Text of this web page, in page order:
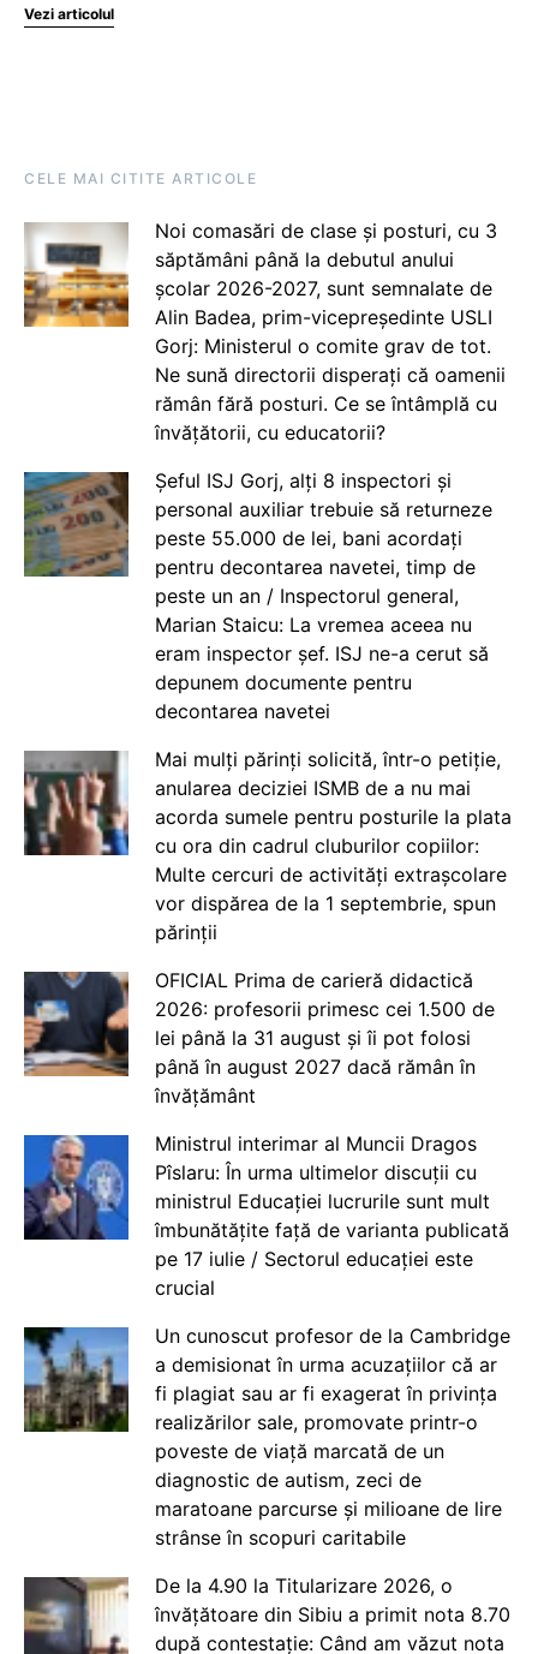
Vezi articolul
CELE MAI CITITE ARTICOLE
Noi comasări de clase și posturi, cu 3
săptămâni până la debutul anului
școlar 2026-2027, sunt semnalate de
Alin Badea, prim-vicepreședinte USLI
Gorj: Ministerul o comite grav de tot.
Ne sună directorii disperați că oamenii
rămân fără posturi. Ce se întâmplă cu
învățătorii, cu educatorii?
Șeful ISJ Gorj, alți 8 inspectori și
personal auxiliar trebuie să returneze
peste 55.000 de lei, bani acordați
pentru decontarea navetei, timp de
peste un an / Inspectorul general,
Marian Staicu: La vremea aceea nu
eram inspector șef. ISJ ne-a cerut să
depunem documente pentru
decontarea navetei
Mai mulți părinți solicită, într-o petiție,
anularea deciziei ISMB de a nu mai
acorda sumele pentru posturile la plata
cu ora din cadrul cluburilor copiilor:
Multe cercuri de activități extrașcolare
vor dispărea de la 1 septembrie, spun
părinții
OFICIAL Prima de carieră didactică
2026: profesorii primesc cei 1.500 de
lei până la 31 august și îi pot folosi
până în august 2027 dacă rămân în
învățământ
Ministrul interimar al Muncii Dragos
Pîslaru: În urma ultimelor discuții cu
ministrul Educației lucrurile sunt mult
îmbunătățite față de varianta publicată
pe 17 iulie / Sectorul educației este
crucial
Un cunoscut profesor de la Cambridge
a demisionat în urma acuzațiilor că ar
fi plagiat sau ar fi exagerat în privința
realizărilor sale, promovate printr-o
poveste de viață marcată de un
diagnostic de autism, zeci de
maratoane parcurse și milioane de lire
strânse în scopuri caritabile
De la 4.90 la Titularizare 2026, o
învățătoare din Sibiu a primit nota 8.70
după contestație: Când am văzut nota